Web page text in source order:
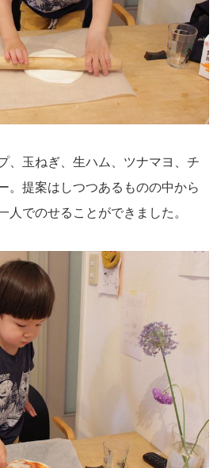
、玉ねぎ、生ハム、ツナマヨ、チ
。提案はしつつあるものの中から
人でのせることができました。